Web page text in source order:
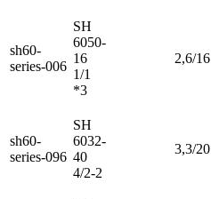
sh60-
series-006
SH
6050-
16
1/1
*3
2,6/16
sh60-
series-096
SH
6032-
40
4/2-2
3,3/20